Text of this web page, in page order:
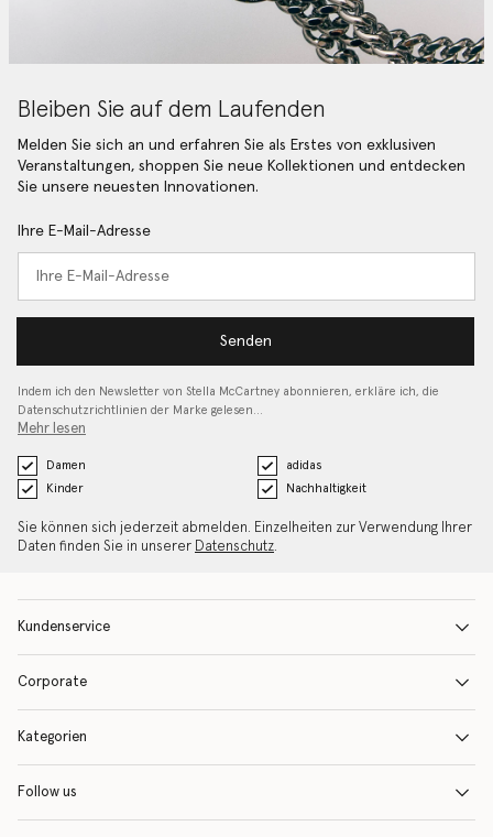
Bleiben Sie auf dem Laufenden
Melden Sie sich an und erfahren Sie als Erstes von exklusiven
Veranstaltungen, shoppen Sie neue Kollektionen und entdecken
Sie unsere neuesten Innovationen.
Ihre E-Mail-Adresse
Senden
Indem ich den Newsletter von Stella McCartney abonnieren, erkläre ich, die
Datenschutzrichtlinien der Marke gelesen…
Mehr lesen
Damen
adidas
Kinder
Nachhaltigkeit
Sie können sich jederzeit abmelden. Einzelheiten zur Verwendung Ihrer
Daten finden Sie in unserer Datenschutz.
Kundenservice
Corporate
Kategorien
Follow us